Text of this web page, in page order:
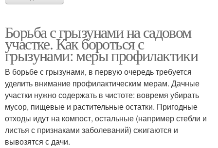
Борьба с грызунами на садовом
участке. Как бороться с
грызунами: меры профилактики
В борьбе с грызунами, в первую очередь требуется
уделить внимание профилактическим мерам. Дачные
участки нужно содержать в чистоте: вовремя убирать
мусор, пищевые и растительные остатки. Пригодные
отходы идут на компост, остальные (например стебли и
листья с признаками заболеваний) сжигаются и
вывозятся с дачи.